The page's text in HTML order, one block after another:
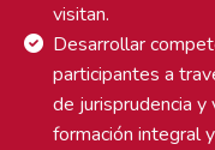
visitan.
Desarrollar
participantes a
de jurisprudencia y
formación integral